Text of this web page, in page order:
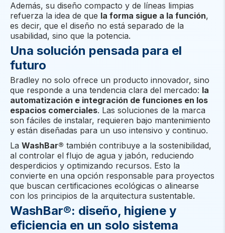
Además, su diseño compacto y de líneas limpias
refuerza la idea de que la forma sigue a la función,
es decir, que el diseño no está separado de la
usabilidad, sino que la potencia.
Una solución pensada para el
futuro
Bradley no solo ofrece un producto innovador, sino
que responde a una tendencia clara del mercado: la
automatización e integración de funciones en los
espacios comerciales. Las soluciones de la marca
son fáciles de instalar, requieren bajo mantenimiento
y están diseñadas para un uso intensivo y continuo.
La WashBar® también contribuye a la sostenibilidad,
al controlar el flujo de agua y jabón, reduciendo
desperdicios y optimizando recursos. Esto la
convierte en una opción responsable para proyectos
que buscan certificaciones ecológicas o alinearse
con los principios de la arquitectura sustentable.
WashBar®: diseño, higiene y
eficiencia en un solo sistema